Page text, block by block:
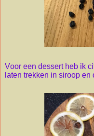
Voor een dessert heb ik
laten trekken in siroop